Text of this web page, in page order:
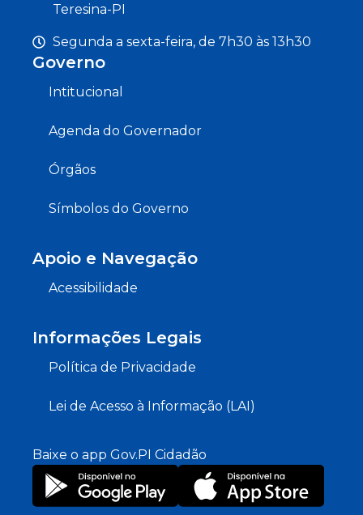
Teresina-PI
Segunda a sexta-feira, de 7h30 às 13h30
Governo
Intitucional
Agenda do Governador
Órgãos
Símbolos do Governo
Apoio e Navegação
Acessibilidade
Informações Legais
Política de Privacidade
Lei de Acesso à Informação (LAI)
Baixe o app Gov.PI Cidadão